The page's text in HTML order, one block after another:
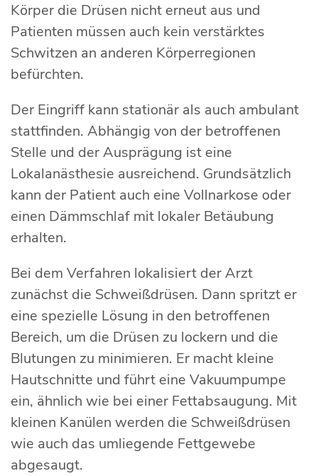
Körper die Drüsen nicht erneut aus und
Patienten müssen auch kein verstärktes
Schwitzen an anderen Körperregionen
befürchten.
Der Eingriff kann stationär als auch ambulant
stattfinden. Abhängig von der betroffenen
Stelle und der Ausprägung ist eine
Lokalanästhesie ausreichend. Grundsätzlich
kann der Patient auch eine Vollnarkose oder
einen Dämmschlaf mit lokaler Betäubung
erhalten.
Bei dem Verfahren lokalisiert der Arzt
zunächst die Schweißdrüsen. Dann spritzt er
eine spezielle Lösung in den betroffenen
Bereich, um die Drüsen zu lockern und die
Blutungen zu minimieren. Er macht kleine
Hautschnitte und führt eine Vakuumpumpe
ein, ähnlich wie bei einer Fettabsaugung. Mit
kleinen Kanülen werden die Schweißdrüsen
wie auch das umliegende Fettgewebe
abgesaugt.